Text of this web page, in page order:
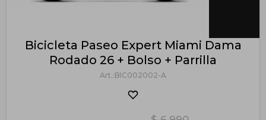
Bicicleta Paseo Expert Miami Dama
Rodado 26 + Bolso + Parrilla
BIC002002-A